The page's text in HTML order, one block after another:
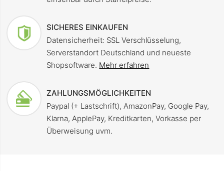
SICHERES EINKAUFEN
Datensicherheit: SSL Verschlüsselung,
Serverstandort Deutschland und neueste
Shopsoftware. Mehr erfahren
ZAHLUNGSMÖGLICHKEITEN
Paypal (+ Lastschrift), AmazonPay, Google Pay,
Klarna, ApplePay, Kreditkarten, Vorkasse per
Überweisung uvm.